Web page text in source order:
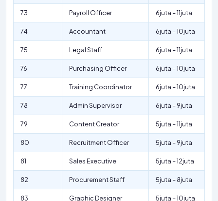
73 Payroll Officer 6juta – 11juta
74 Accountant 6juta – 10juta
75 Legal Staff 6juta – 11juta
76 Purchasing Officer 6juta – 10juta
77 Training Coordinator 6juta – 10juta
78 Admin Supervisor 6juta – 9juta
79 Content Creator 5juta – 11juta
80 Recruitment Officer 5juta – 9juta
81 Sales Executive 5juta – 12juta
82 Procurement Staff 5juta – 8juta
83 Graphic Designer 5juta – 10juta